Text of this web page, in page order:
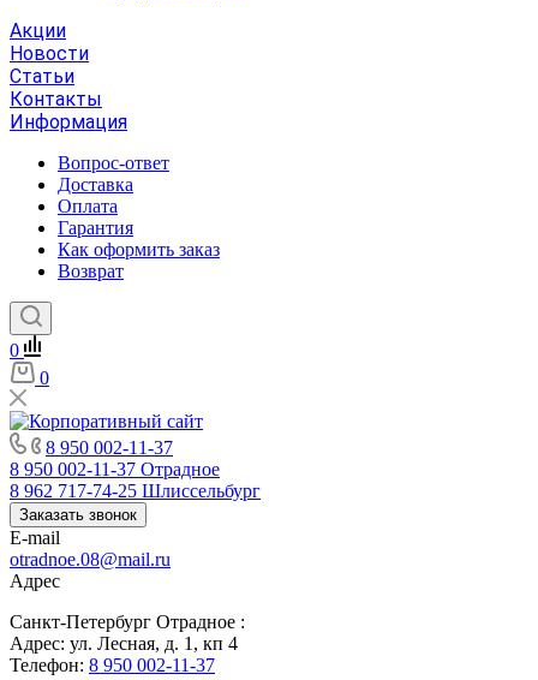
Акции
Новости
Статьи
Контакты
Информация
Вопрос-ответ
Доставка
Оплата
Гарантия
Как оформить заказ
Возврат
0
0
8 950 002-11-37
8 950 002-11-37 Отрадное
8 962 717-74-25 Шлиссельбург
Заказать звонок
E-mail
otradnoe.08@mail.ru
Адрес
Санкт-Петербург Отрадное :
Адрес: ул. Лесная, д. 1, кп 4
Телефон: 8 950 002-11-37